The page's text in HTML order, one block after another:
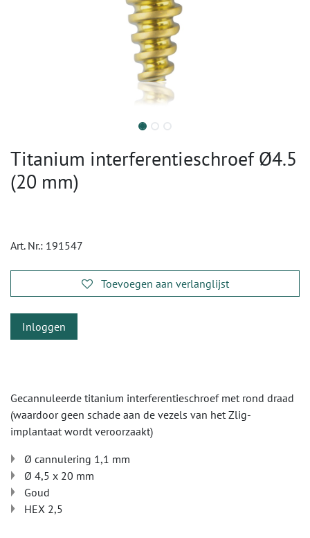
Titanium interferentieschroef Ø4.5
(20 mm)
Art. Nr.: 191547
Toevoegen aan verlanglijst
Inloggen
Gecannuleerde titanium interferentieschroef met rond draad
(waardoor geen schade aan de vezels van het Zlig-
implantaat wordt veroorzaakt)
Ø cannulering 1,1 mm
Ø 4,5 x 20 mm
Goud
HEX 2,5